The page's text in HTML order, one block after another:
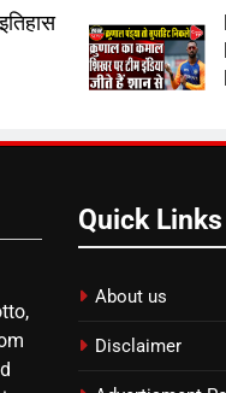
Quick Links
About us
Disclaimer